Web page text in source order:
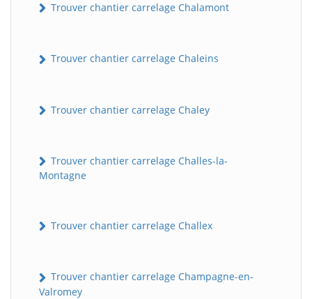
Trouver chantier carrelage Chalamont
Trouver chantier carrelage Chaleins
Trouver chantier carrelage Chaley
Trouver chantier carrelage Challes-la-
Montagne
Trouver chantier carrelage Challex
Trouver chantier carrelage Champagne-en-
Valromey